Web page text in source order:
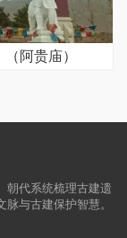
阿贵庙）
朝代系统梳理古建遗
与古建保护智慧。